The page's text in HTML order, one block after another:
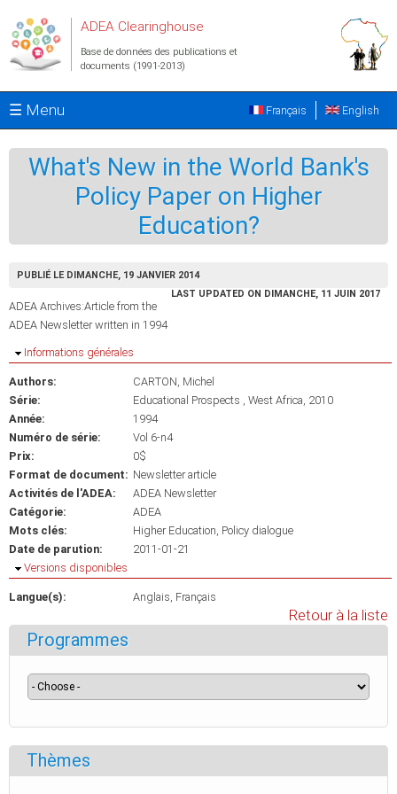
ADEA Clearinghouse
Base de données des publications et
documents (1991-2013)
☰ Menu English
Français
What's New in the World Bank's
Policy Paper on Higher
Education?
PUBLIÉ LE DIMANCHE, 19 JANVIER 2014
LAST UPDATED ON DIMANCHE, 11 JUIN 2017
ADEA Archives:Article from the
ADEA Newsletter written in 1994
Masquer
Informations générales
Authors:
CARTON, Michel
Série:
Educational Prospects , West Africa, 2010
Année:
1994
Numéro de série:
Vol 6-n4
Prix:
0$
Format de document: Newsletter article
Activités de l'ADEA:
ADEA Newsletter
Catégorie:
ADEA
Mots clés:
Higher Education Policy dialogue
Date de parution:
2011-01-21
Masquer
Versions disponibles
Langue(s): Anglais Français
Retour à la liste
Programmes
Thèmes